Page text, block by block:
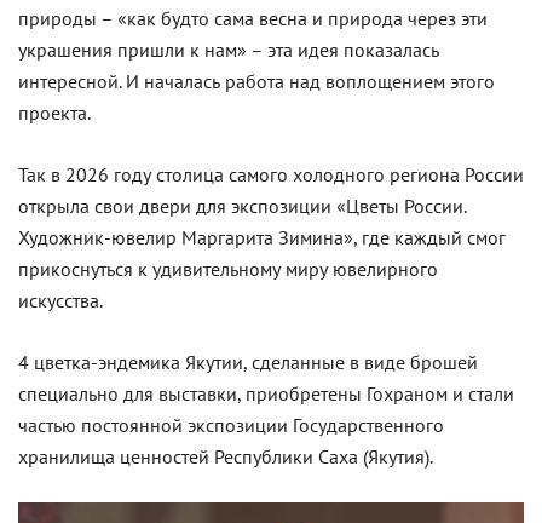
природы – «как будто сама весна и природа через эти
украшения пришли к нам» – эта идея показалась
интересной. И началась работа над воплощением этого
проекта.
Так в 2026 году столица самого холодного региона России
открыла свои двери для экспозиции «Цветы России.
Художник-ювелир Маргарита Зимина», где каждый смог
прикоснуться к удивительному миру ювелирного
искусства.
4 цветка-эндемика Якутии, сделанные в виде брошей
специально для выставки, приобретены Гохраном и стали
частью постоянной экспозиции Государственного
хранилища ценностей Республики Саха (Якутия).